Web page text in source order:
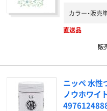
カラー・販売
直送品
販
ニッぺ 水性
ノウホワイ